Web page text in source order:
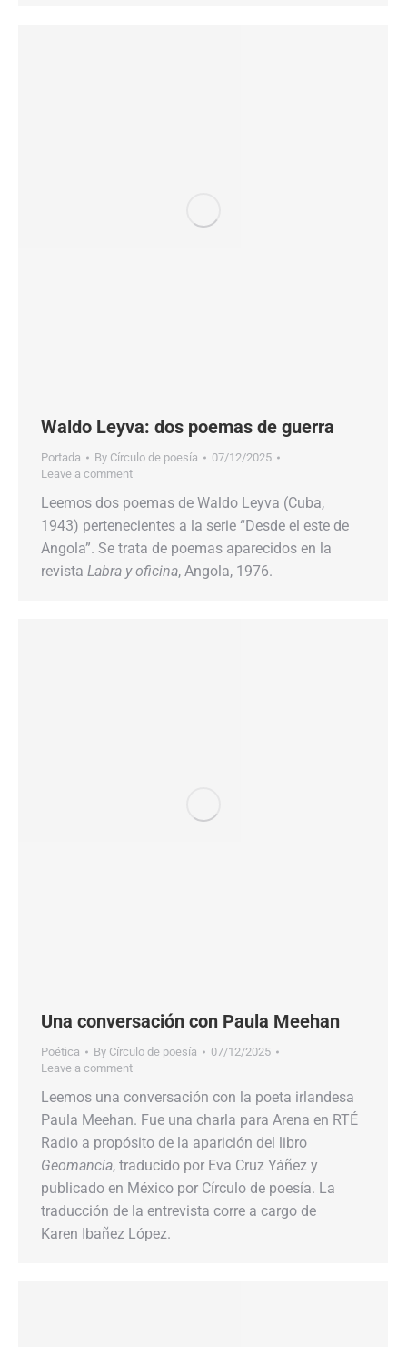
Waldo Leyva: dos poemas de guerra
Portada By Círculo de poesía
07/12/2025
Leave a comment
Leemos dos poemas de Waldo Leyva (Cuba,
1943) pertenecientes a la serie “Desde el este de
Angola”. Se trata de poemas aparecidos en la
revista Labra y oficina, Angola, 1976.
Una conversación con Paula Meehan
Poética By Círculo de poesía
07/12/2025
Leave a comment
Leemos una conversación con la poeta irlandesa
Paula Meehan. Fue una charla para Arena en RTÉ
Radio a propósito de la aparición del libro
Geomancia, traducido por Eva Cruz Yáñez y
publicado en México por Círculo de poesía. La
traducción de la entrevista corre a cargo de
Karen Ibañez López.